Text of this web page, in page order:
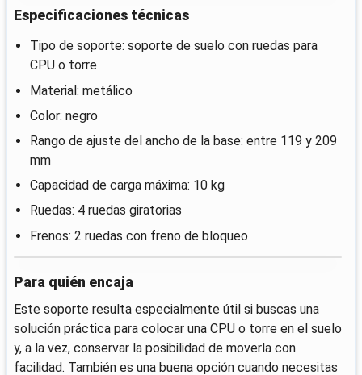
Especificaciones técnicas
Tipo de soporte: soporte de suelo con ruedas para
CPU o torre
Material: metálico
Color: negro
Rango de ajuste del ancho de la base: entre 119 y 209
mm
Capacidad de carga máxima: 10 kg
Ruedas: 4 ruedas giratorias
Frenos: 2 ruedas con freno de bloqueo
Para quién encaja
Este soporte resulta especialmente útil si buscas una
solución práctica para colocar una CPU o torre en el suelo
y, a la vez, conservar la posibilidad de moverla con
facilidad. También es una buena opción cuando necesitas